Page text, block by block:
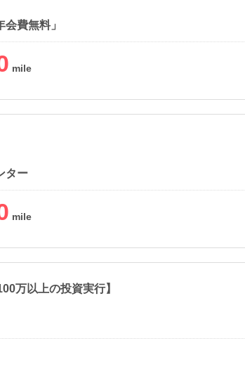
費無料」
ター
万以上の投資実行】